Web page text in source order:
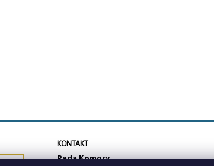
KONTAKT
Rada Komory